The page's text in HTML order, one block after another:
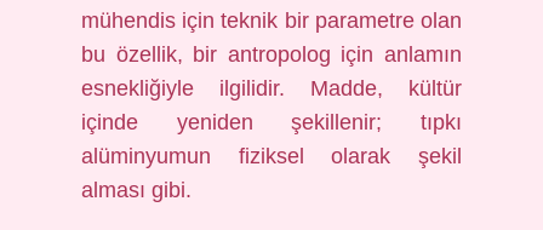
mühendis için teknik bir parametre olan
bu özellik, bir antropolog için anlamın
esnekliğiyle ilgilidir. Madde, kültür
içinde yeniden şekillenir; tıpkı
alüminyumun fiziksel olarak şekil
alması gibi.